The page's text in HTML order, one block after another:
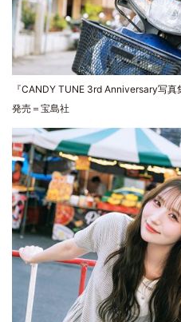
『CANDY TUNE 3rd Anniversary写
発売＝宝島社